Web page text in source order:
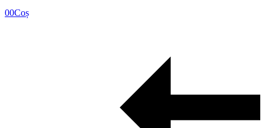
00Coș